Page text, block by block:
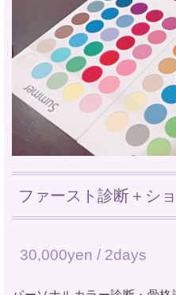
ファースト診断＋シ
30,000yen / 2days